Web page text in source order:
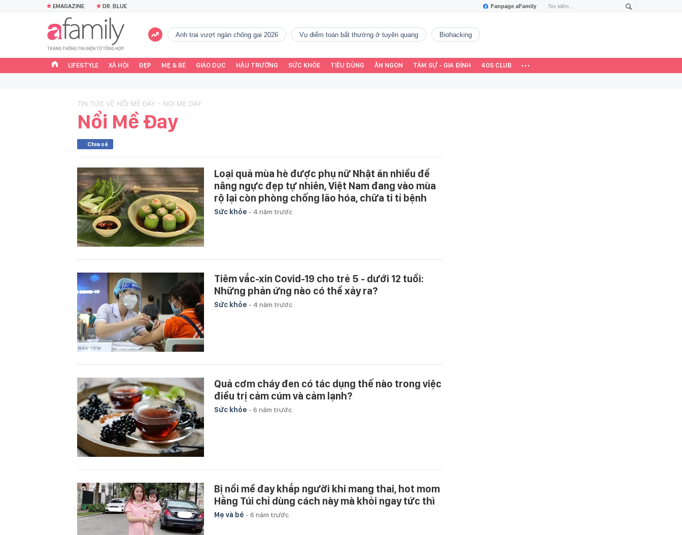
Fanpage aFamily
EMAGAZINE DR. BLUE
Anh trai vượt ngàn chông gai 2026 vụ điểm toán bất thường ở tuyên quang Biohacking
LIFESTYLE XÃ HỘI ĐẸP MẸ & BÉ GIÁO DỤC HẬU TRƯỜNG SỨC KHỎE TIÊU DÙNG ĂN NGON TÂM SỰ - GIA ĐÌNH 40S CLUB
TIN TỨC VỀ NỔI MỀ ĐAY - NOI ME DAY
Nổi Mề Đay
Chia sẻ
Loại quả mùa hè được phụ nữ Nhật ăn nhiều để
nâng ngực đẹp tự nhiên, Việt Nam đang vào mùa
rộ lại còn phòng chống lão hóa, chữa ti tỉ bệnh
Sức khỏe - 4 năm trước
Tiêm vắc-xin Covid-19 cho trẻ 5 - dưới 12 tuổi:
Những phản ứng nào có thể xảy ra?
Sức khỏe - 4 năm trước
Quả cơm cháy đen có tác dụng thế nào trong việc
điều trị cảm cúm và cảm lạnh?
Sức khỏe - 6 năm trước
Bị nổi mề đay khắp người khi mang thai, hot mom
Hằng Túi chỉ dùng cách này mà khỏi ngay tức thì
Mẹ và bé - 6 năm trước